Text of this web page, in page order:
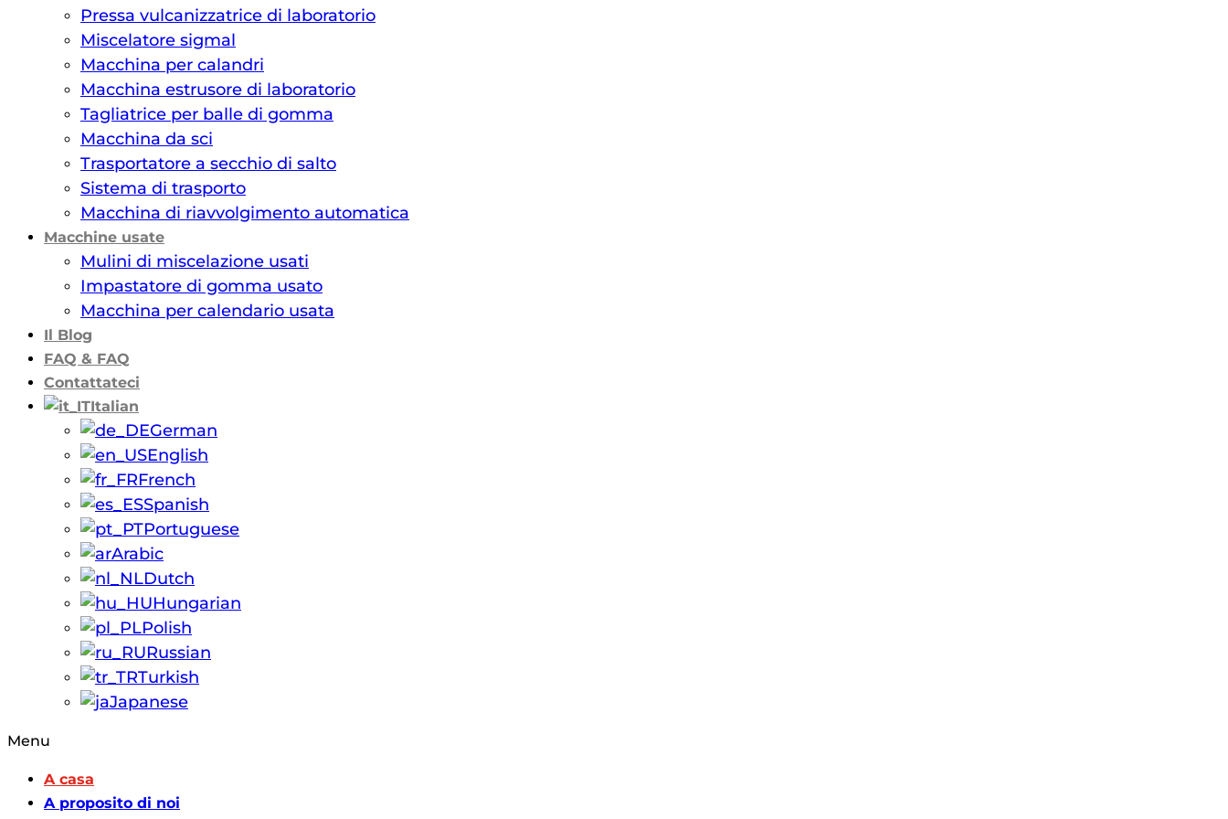
Pressa vulcanizzatrice di laboratorio
Miscelatore sigmal
Macchina per calandri
Macchina estrusore di laboratorio
Tagliatrice per balle di gomma
Macchina da sci
Trasportatore a secchio di salto
Sistema di trasporto
Macchina di riavvolgimento automatica
Macchine usate
Mulini di miscelazione usati
Impastatore di gomma usato
Macchina per calendario usata
Il Blog
FAQ & FAQ
Contattateci
Italian
German
English
French
Spanish
Portuguese
Arabic
Dutch
Hungarian
Polish
Russian
Turkish
Japanese
Menu
A casa
A proposito di noi